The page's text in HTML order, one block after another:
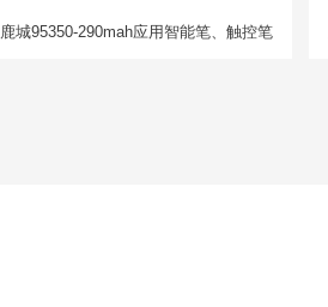
鹿城95350-290mah应用智能笔、触控笔